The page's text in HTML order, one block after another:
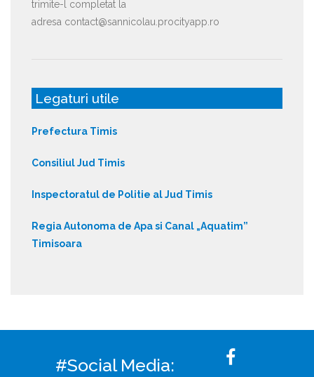
trimite-l completat la
adresa contact@sannicolau.procityapp.ro
Legaturi utile
Prefectura Timis
Consiliul Jud Timis
Inspectoratul de Politie al Jud Timis
Regia Autonoma de Apa si Canal „Aquatim”
Timisoara
#Social Media: